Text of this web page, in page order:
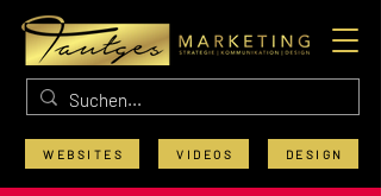
WEBSITES VIDEOS DESIGN